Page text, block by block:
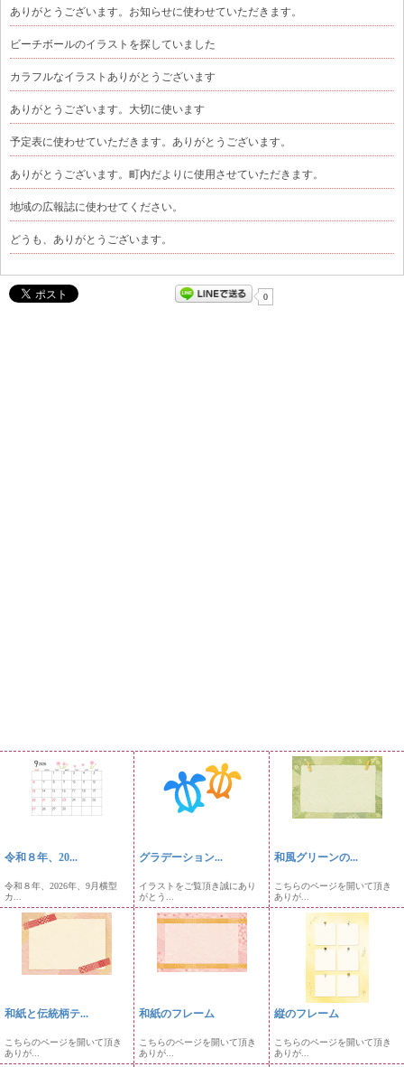
ありがとうございます。お知らせに使わせていただきます。
ビーチボールのイラストを探していました
カラフルなイラストありがとうございます
ありがとうございます。大切に使います
予定表に使わせていただきます。ありがとうございます。
ありがとうございます。町内だよりに使用させていただきます。
地域の広報誌に使わせてください。
どうも、ありがとうございます。
0
令和８年、20...
令和８年、2026年、9月横型
カ...
グラデーション...
イラストをご覧頂き誠にあり
がとう...
和風グリーンの...
こちらのページを開いて頂き
ありが...
和紙と伝統柄テ...
こちらのページを開いて頂き
ありが...
和紙のフレーム
こちらのページを開いて頂き
ありが...
縦のフレーム
こちらのページを開いて頂き
ありが...